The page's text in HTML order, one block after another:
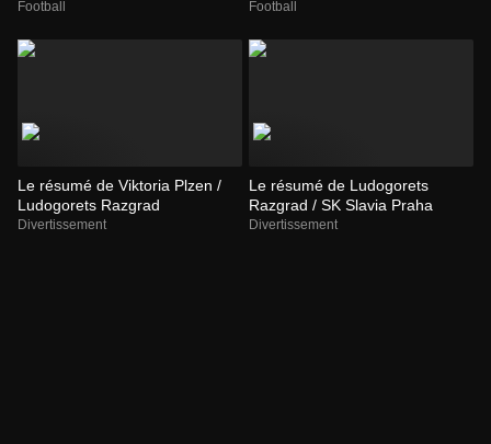
Football Football
Le résumé de Viktoria Plzen /
Ludogorets Razgrad
Divertissement
Le résumé de Ludogorets
Razgrad / SK Slavia Praha
Divertissement